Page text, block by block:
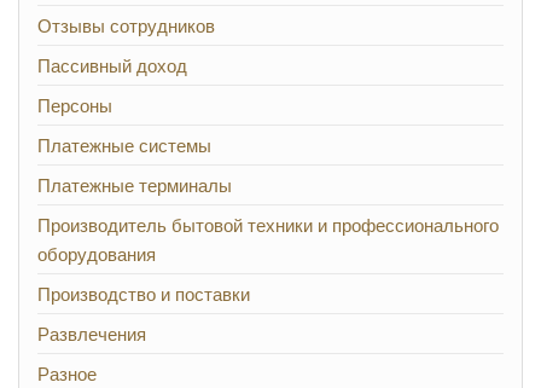
Отзывы сотрудников
Пассивный доход
Персоны
Платежные системы
Платежные терминалы
Производитель бытовой техники и профессионального
оборудования
Производство и поставки
Развлечения
Разное